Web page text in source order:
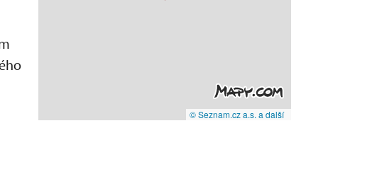
© Seznam.cz a.s. a další